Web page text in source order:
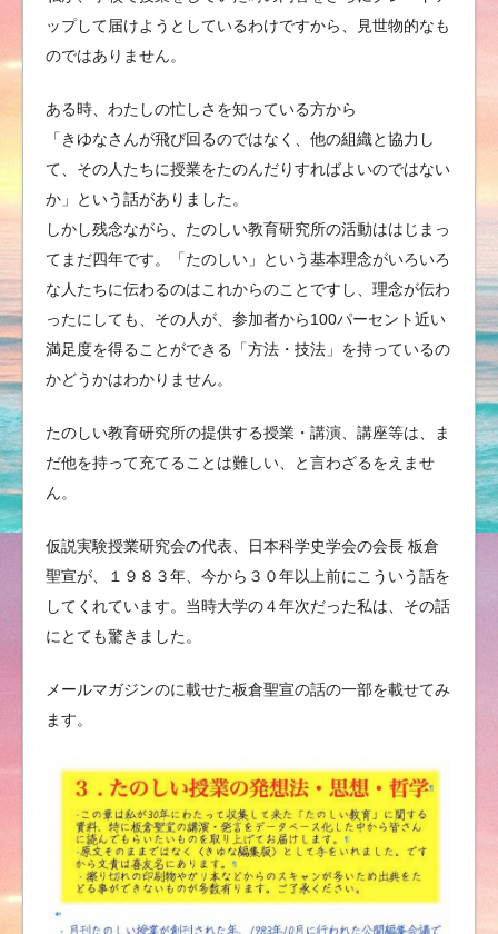
ップして届けようとしているわけですから、見世物的なも
のではありません。
ある時、わたしの忙しさを知っている方から
「きゆなさんが飛び回るのではなく、他の組織と協力し
て、その人たちに授業をたのんだりすればよいのではない
か」という話がありました。
しかし残念ながら、たのしい教育研究所の活動ははじまっ
てまだ四年です。「たのしい」という基本理念がいろいろ
な人たちに伝わるのはこれからのことですし、理念が伝わ
ったにしても、その人が、参加者から100パーセント近い
満足度を得ることができる「方法・技法」を持っているの
かどうかはわかりません。
たのしい教育研究所の提供する授業・講演、講座等は、ま
だ他を持って充てることは難しい、と言わざるをえませ
ん。
仮説実験授業研究会の代表、日本科学史学会の会長 板倉
聖宣が、１９８３年、今から３０年以上前にこういう話を
してくれています。当時大学の４年次だった私は、その話
にとても驚きました。
メールマガジンのに載せた板倉聖宣の話の一部を載せてみ
ます。